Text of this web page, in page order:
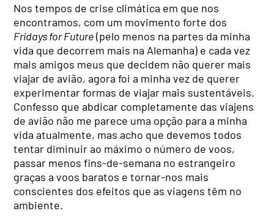
Nos tempos de crise climática em que nos
encontramos, com um movimento forte dos
Fridays for Future(pelo menos na partes da minha
vida que decorrem mais na Alemanha) e cada vez
mais amigos meus que decidem não querer mais
viajar de avião, agora foi a minha vez de querer
experimentar formas de viajar mais sustentáveis.
Confesso que abdicar completamente das viajens
de avião não me parece uma opção para a minha
vida atualmente, mas acho que devemos todos
tentar diminuir ao máximo o número de voos,
passar menos fins-de-semana no estrangeiro
graças a voos baratos e tornar-nos mais
conscientes dos efeitos que as viagens têm no
ambiente.